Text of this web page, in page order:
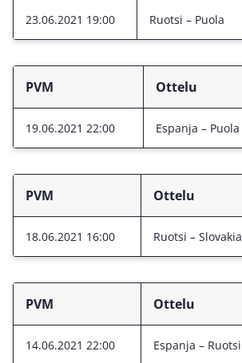
23.06.2021 19:00 Ruotsi – Puola
PVM Ottelu
19.06.2021 22:00 Espanja – Puola
PVM Ottelu
18.06.2021 16:00 Ruotsi – Slovakia
PVM Ottelu
14.06.2021 22:00 Espanja – Ruotsi